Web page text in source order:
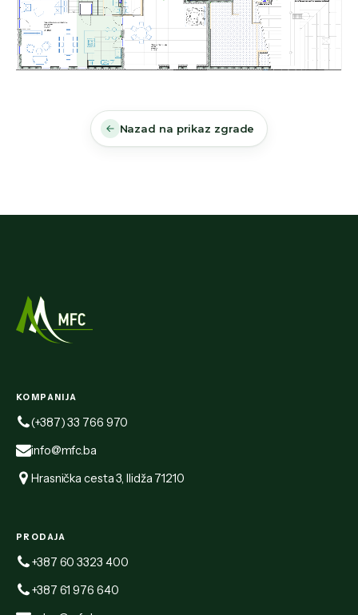
Nazad na prikaz zgrade
KOMPANIJA
(+387) 33 766 970
info@mfc.ba
Hrasnička cesta 3, Ilidža 71210
PRODAJA
+387 60 3323 400
+387 61 976 640